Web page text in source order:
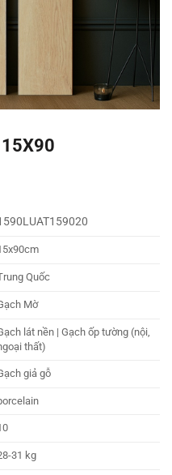
Quốc
Mờ
lát nền | Gạch ốp tường (nội,
thất)
giả gỗ
31 kg